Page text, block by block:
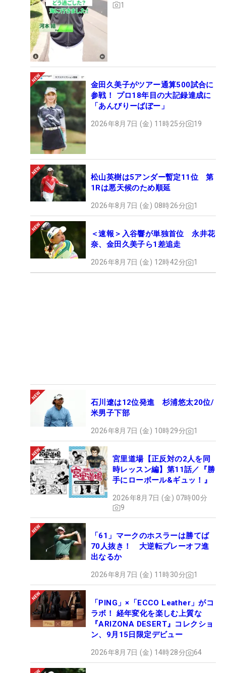
1
金田久美子がツアー通算500試合に
参戦！ プロ18年目の大記録達成に
「あんびりーばぼー」
2026年8月7日 (金) 11時25分 19
松山英樹は5アンダー暫定11位 第
1Rは悪天候のため順延
2026年8月7日 (金) 08時26分 1
＜速報＞入谷響が単独首位 永井花
奈、金田久美子ら1差追走
2026年8月7日 (金) 12時42分 1
石川遼は12位発進 杉浦悠太20位/
米男子下部
2026年8月7日 (金) 10時29分 1
宮里道場【正反対の2人を同
時レッスン編】第11話／『勝
手にローボール&ギュッ！』
2026年8月7日 (金) 07時00分
9
「61」マークのホスラーは勝てば
70人抜き！ 大逆転プレーオフ進
出なるか
2026年8月7日 (金) 11時30分 1
「PING」×「ECCO Leather」がコ
ラボ！ 経年変化を楽しむ上質な
『ARIZONA DESERT』コレクショ
ン、9月15日限定デビュー
2026年8月7日 (金) 14時28分 64